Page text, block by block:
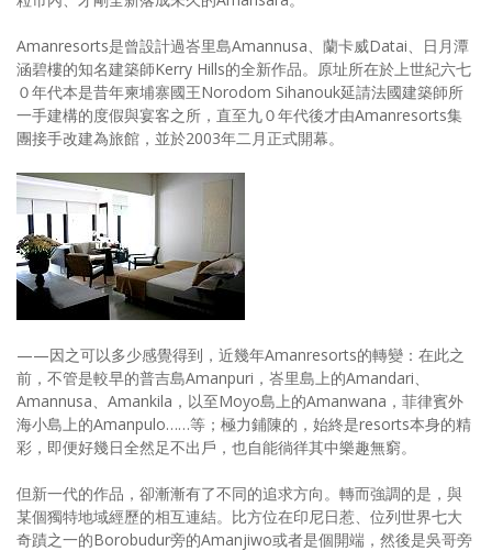
Amanresorts是曾設計過峇里島Amannusa、蘭卡威Datai、日月潭
涵碧樓的知名建築師Kerry Hills的全新作品。原址所在於上世紀六七
０年代本是昔年柬埔寨國王Norodom Sihanouk延請法國建築師所
一手建構的度假與宴客之所，直至九０年代後才由Amanresorts集
團接手改建為旅館，並於2003年二月正式開幕。
——因之可以多少感覺得到，近幾年Amanresorts的轉變：在此之
前，不管是較早的普吉島Amanpuri，峇里島上的Amandari、
Amannusa、Amankila，以至Moyo島上的Amanwana，菲律賓外
海小島上的Amanpulo……等；極力鋪陳的，始終是resorts本身的精
彩，即便好幾日全然足不出戶，也自能徜徉其中樂趣無窮。
但新一代的作品，卻漸漸有了不同的追求方向。轉而強調的是，與
某個獨特地域經歷的相互連結。比方位在印尼日惹、位列世界七大
奇蹟之一的Borobudur旁的Amanjiwo或者是個開端，然後是吳哥旁